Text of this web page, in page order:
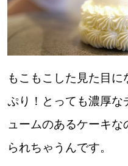
もこもこした見た目
ぷり！とっても濃厚な
ュームのあるケーキ
られちゃうんです。